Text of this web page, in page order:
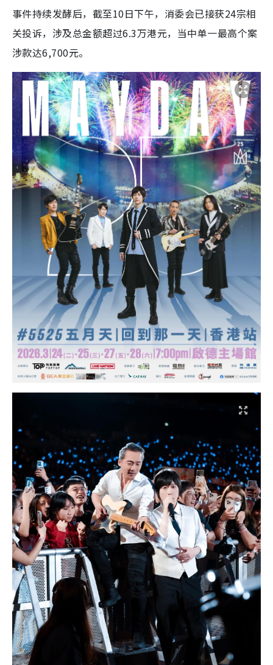
事件持续发酵后，截至10日下午，消委会已接获24宗相
关投诉，涉及总金额超过6.3万港元，当中单一最高个案
涉款达6,700元。